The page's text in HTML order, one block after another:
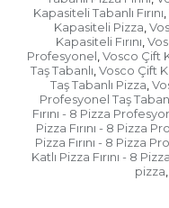
Kapasiteli Tabanlı Fırını,
Kapasiteli Pizza,
Kapasiteli Fırını,
Profesyonel, Vosco Çift
Taş Tabanlı, Vosco Çift
Taş Tabanlı Pizza,
Profesyonel Taş
Fırını - 8 Pizza
Pizza Fırını - 8 Pizza
Pizza Fırını - 8 Pizza
Katlı Pizza Fırını - 8
pizza,